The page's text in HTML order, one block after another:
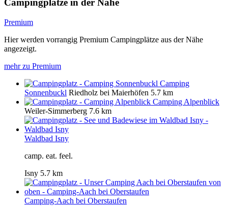
Campingplätze in der Nähe
Premium
Hier werden vorrangig Premium Campingplätze aus der Nähe
angezeigt.
mehr zu Premium
Camping
Sonnenbuckl Riedholz bei Maierhöfen 5.7 km
Camping Alpenblick
Weiler-Simmerberg 7.6 km
Waldbad Isny
camp. eat. feel.
Isny 5.7 km
Camping-Aach bei Oberstaufen